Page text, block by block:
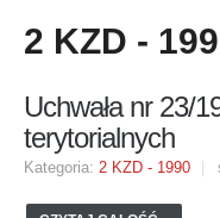
2 KZD -
Uchwała nr 23/
terytorialnych
Kategoria: 2 KZD - 1990